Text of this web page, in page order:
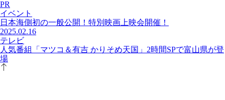
PR
イベント
日本海側初の一般公開！特別映画上映会開催！
2025.02.16
テレビ
人気番組「マツコ＆有吉 かりそめ天国」2時間SPで富山県が登
場